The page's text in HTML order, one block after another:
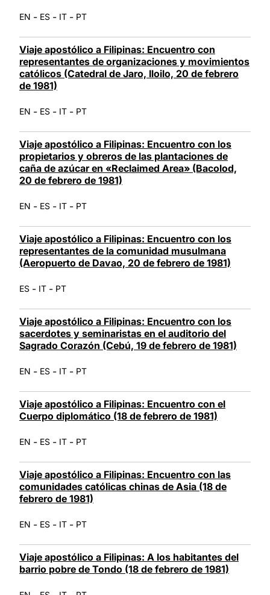
EN - ES - IT - PT
Viaje apostólico a Filipinas: Encuentro con
representantes de organizaciones y movimientos
católicos (Catedral de Jaro, Iloilo, 20 de febrero
de 1981)
EN - ES - IT - PT
Viaje apostólico a Filipinas: Encuentro con los
propietarios y obreros de las plantaciones de
caña de azúcar en «Reclaimed Area» (Bacolod,
20 de febrero de 1981)
EN - ES - IT - PT
Viaje apostólico a Filipinas: Encuentro con los
representantes de la comunidad musulmana
(Aeropuerto de Davao, 20 de febrero de 1981)
ES - IT - PT
Viaje apostólico a Filipinas: Encuentro con los
sacerdotes y seminaristas en el auditorio del
Sagrado Corazón (Cebú, 19 de febrero de 1981)
EN - ES - IT - PT
Viaje apostólico a Filipinas: Encuentro con el
Cuerpo diplomático (18 de febrero de 1981)
EN - ES - IT - PT
Viaje apostólico a Filipinas: Encuentro con las
comunidades católicas chinas de Asia (18 de
febrero de 1981)
EN - ES - IT - PT
Viaje apostólico a Filipinas: A los habitantes del
barrio pobre de Tondo (18 de febrero de 1981)